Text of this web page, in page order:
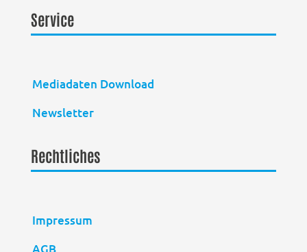
Service
Mediadaten Download
Newsletter
Rechtliches
Impressum
AGB